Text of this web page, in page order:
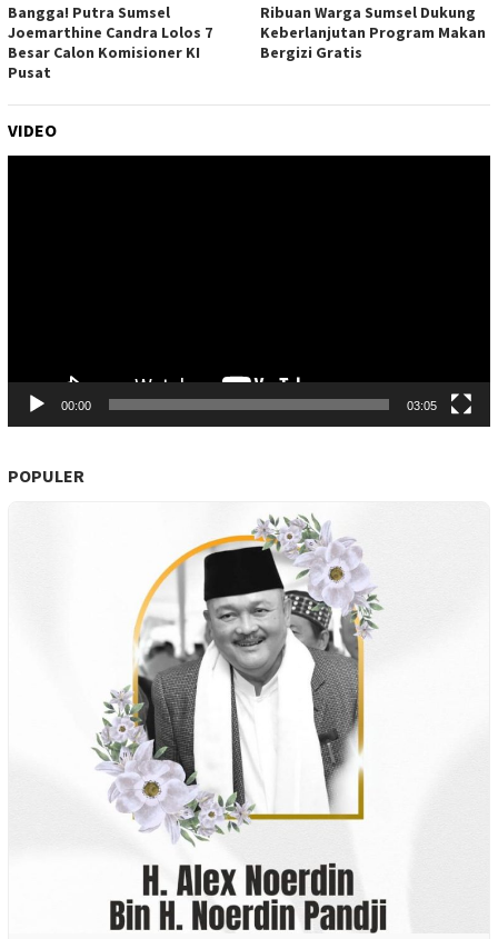
Bangga! Putra Sumsel
Joemarthine Candra Lolos 7
Besar Calon Komisioner KI
Pusat
Ribuan Warga Sumsel Dukung
Keberlanjutan Program Makan
Bergizi Gratis
VIDEO
00:00 03:05
POPULER